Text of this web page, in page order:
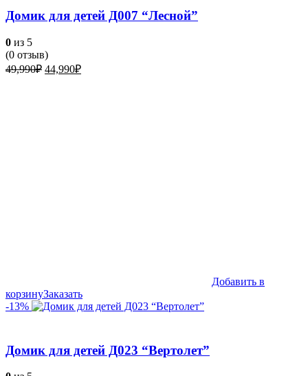
Домик для детей Д007 “Лесной”
0 из 5
(0 отзыв)
49,990₽ Первоначальная
44,990₽Текущая
Добавить в
корзинуЗаказать
-13%
Домик для детей Д023 “Вертолет”